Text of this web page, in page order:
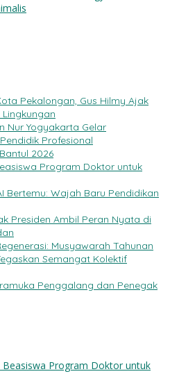
Pekalongan, Gus Hilmy Ajak
Nur Yogyakarta Gelar
Profesional
2026
Program Doktor untuk
Bertemu: Wajah Baru Pendidikan
Presiden Ambil Peran Nyata di
Musyawarah Tahunan
Semangat Kolektif
Penggalang dan Penegak